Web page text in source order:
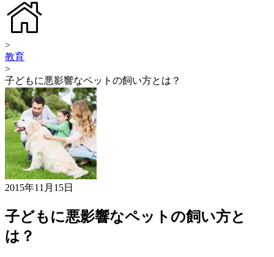
>
教育
>
子どもに悪影響なペットの飼い方とは？
2015年11月15日
子どもに悪影響なペットの飼い方と
は？